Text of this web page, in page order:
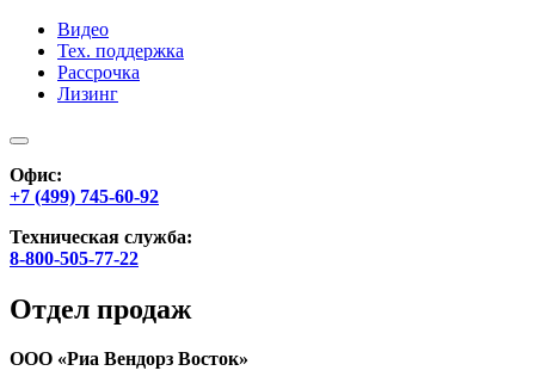
Видео
Тех. поддержка
Рассрочка
Лизинг
Офис:
+7 (499) 745-60-92
Техническая служба:
8-800-505-77-22
Отдел продаж
ООО «Риа Вендорз Восток»